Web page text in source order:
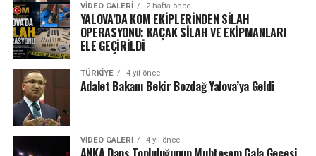
VIDEO GALERI 2 hafta önce
YALOVA’DA KOM EKİPLERİNDEN SİLAH
OPERASYONU: KAÇAK SİLAH VE EKİPMANLARI
ELE GEÇİRİLDİ
TÜRKIYE 4 yıl önce
Adalet Bakanı Bekir Bozdağ Yalova’ya Geldi
VIDEO GALERI 4 yıl önce